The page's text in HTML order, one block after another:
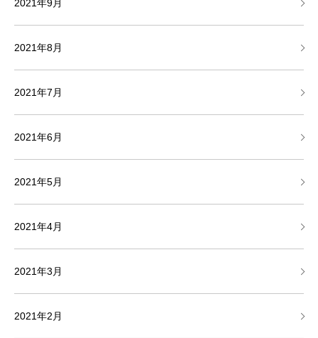
2021年9月
2021年8月
2021年7月
2021年6月
2021年5月
2021年4月
2021年3月
2021年2月